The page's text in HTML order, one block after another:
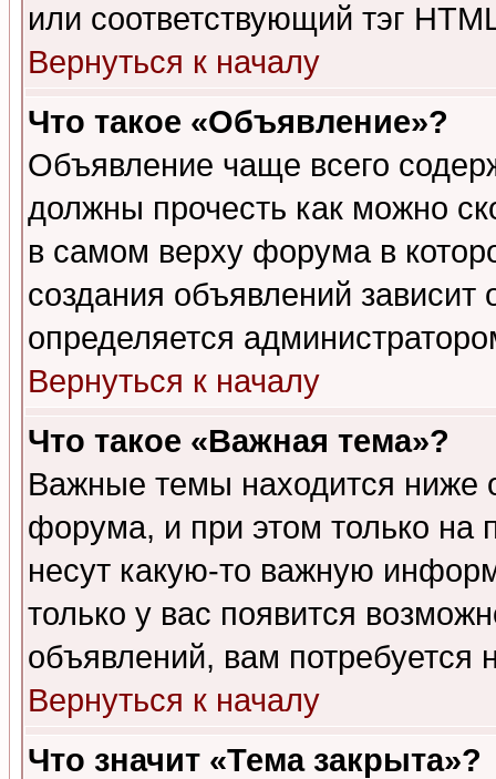
или соответствующий тэг
Вернуться к началу
Что такое «Объявление»?
Объявление чаще всего
должны прочесть как можно
в самом верху форума в
создания объявлений зависит
определяется
Вернуться к началу
Что такое «Важная тема»?
Важные темы находится ниже
форума, и при этом только на
несут какую-то важную
только у вас появится
объявлений, вам потребуется
Вернуться к началу
Что значит «Тема закрыта»?